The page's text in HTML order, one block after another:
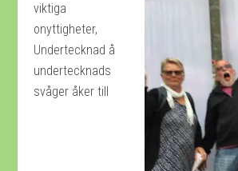
viktiga
onyttigheter,
Undertecknad å
undertecknads
svåger åker till